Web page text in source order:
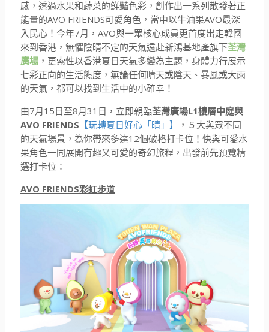
感，透過水果和蔬菜的鮮豔色彩，創作出一系列散發著正
能量的AVO FRIENDS可愛角色，當中以牛油果AVO最深
入民心！今年7月， AVO與一眾核心成員更首度出走韓國
來到香港，無懼陰晴不定的天氣遠赴新鴻基地產旗下荃灣
廣場，更索性以香港夏日天氣多變為主題，身體力行展示
七彩正向的生活態度，無論任何晴天或陰天、暴風或大雨
的天氣，都可以找到生活中的小確幸！
由7月 15 日至8月 31 日，立即親臨荃灣廣場L1樓層中庭與
AVO FRIENDS 【玩轉夏日好心「晴」】
，５大與眾不同
的天氣場景，為你帶來多達12個破格打卡位！快與可愛水
果角色一同展開有趣又可愛的奇幻旅程，出發前先預覽精
選打卡位：
AVO FRIENDS彩虹步道